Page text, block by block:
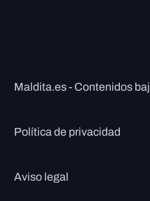
Maldita.es - Contenidos
Política de privacidad
Aviso legal